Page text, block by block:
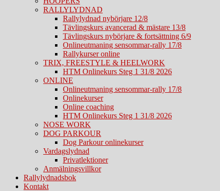
RALLYLYDNAD
Rallylydnad nybörjare 12/8
Tävlingskurs avancerad & mästare 13/8
Tävlingskurs nybörjare & fortsättning 6/9
Onlineutmaning sensommar-rally 17/8
Rallykurser online
TRIX, FREESTYLE & HEELWORK
HTM Onlinekurs Steg 1 31/8 2026
ONLINE
Onlineutmaning sensommar-rally 17/8
Onlinekurser
Online coaching
HTM Onlinekurs Steg 1 31/8 2026
NOSE WORK
DOG PARKOUR
Dog Parkour onlinekurser
Vardagslydnad
Privatlektioner
Anmälningsvillkor
Rallylydnadsbok
Kontakt